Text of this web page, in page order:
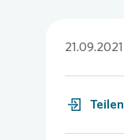
21.09.2021
Teilen